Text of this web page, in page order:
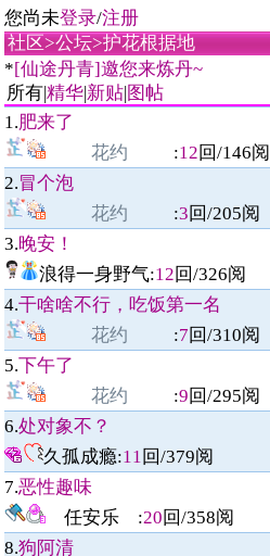
您尚未登录/注册
社区>公坛>护花根据地
*[仙途丹青]邀您来炼丹~
所有|精华|新贴|图帖
1.肥来了
花约 :12回/146阅
2.冒个泡
花约 :3回/205阅
3.晚安！
浪得一身野气:12回/326阅
4.干啥啥不行，吃饭第一名
花约 :7回/310阅
5.下午了
花约 :9回/295阅
6.处对象不？
久孤成瘾:11回/379阅
7.恶性趣味
任安乐 :20回/358阅
8.狗阿清